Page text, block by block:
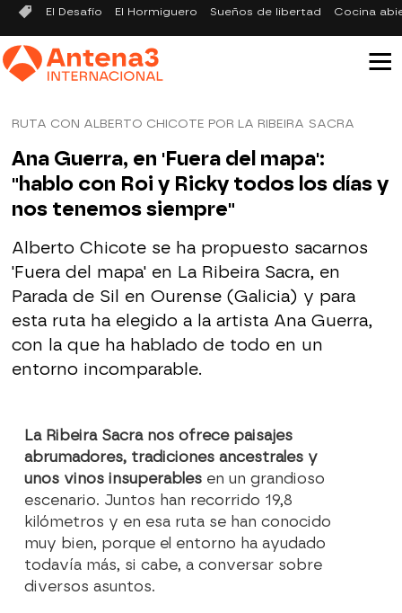
El Desafío El Hormiguero Sueños de libertad Cocina
RUTA CON ALBERTO CHICOTE POR LA RIBEIRA SACRA
Ana Guerra, en 'Fuera del mapa':
"hablo con Roi y Ricky todos los días y
nos tenemos siempre"
Alberto Chicote se ha propuesto sacarnos
'Fuera del mapa' en La Ribeira Sacra, en
Parada de Sil en Ourense (Galicia) y para
esta ruta ha elegido a la artista Ana Guerra,
con la que ha hablado de todo en un
entorno incomparable.
La Ribeira Sacra nos ofrece paisajes
abrumadores, tradiciones ancestrales y
unos vinos insuperables en un grandioso
escenario. Juntos han recorrido 19,8
kilómetros y en esa ruta se han conocido
muy bien, porque el entorno ha ayudado
todavía más, si cabe, a conversar sobre
diversos asuntos.